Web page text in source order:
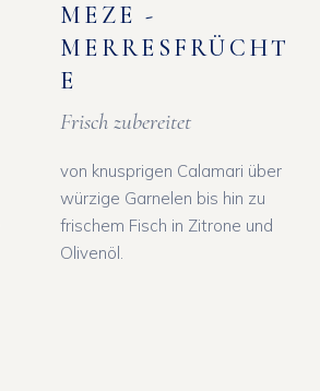
MEZE -
MERRESFRÜCHT
E
Frisch zubereitet
von knusprigen Calamari über
würzige Garnelen bis hin zu
frischem Fisch in Zitrone und
Olivenöl.